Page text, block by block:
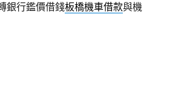
銀行鑑價借錢板橋機車借款與機